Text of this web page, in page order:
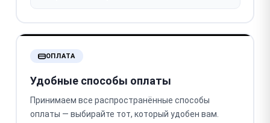
ОПЛАТА
Удобные способы оплаты
Принимаем все распространённые способы
оплаты — выбирайте тот, который удобен вам.